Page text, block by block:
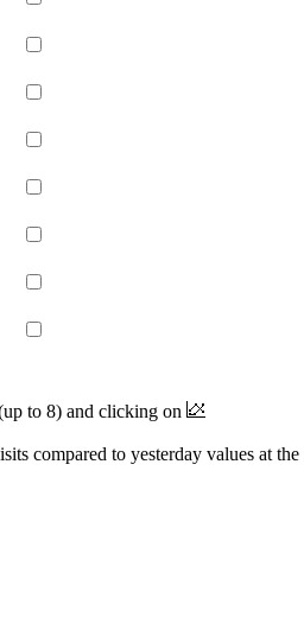
to 8) and clicking on
compared to yesterday values at the